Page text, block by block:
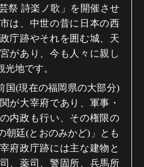
祭 詩楽ノ歌」を開催させ
は、中世の昔に日本の西
庁跡やそれを囲む城、天
があり、今も人々に親し
地です。
国(現在の福岡県の大部分)
が大宰府であり、軍事・
内政も行い、その権限の
朝廷(とおのみかど) 」とも
府政庁跡には主な建物と
、薬司、警固所、兵馬所